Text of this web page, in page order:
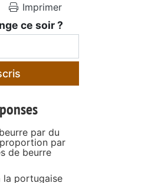
Imprimer
ce soir ?
par du
par
de beurre
la portugaise